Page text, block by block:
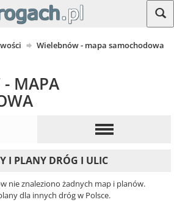
Wielebnów - mapa samochodowa
- MAPA
I PLANY DRÓG I ULIC
nie znaleziono żadnych map i planów.
dla innych dróg w Polsce.